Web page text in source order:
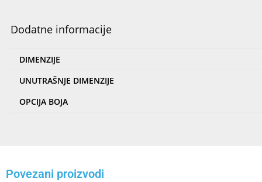
Dodatne informacije
DIMENZIJE
UNUTRAŠNJE DIMENZIJE
OPCIJA BOJA
Povezani proizvodi